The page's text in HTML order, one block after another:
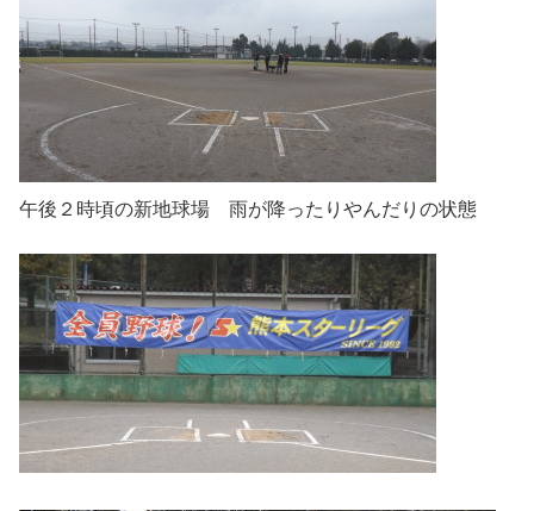
午後２時頃の新地球場 雨が降ったりやんだりの状態